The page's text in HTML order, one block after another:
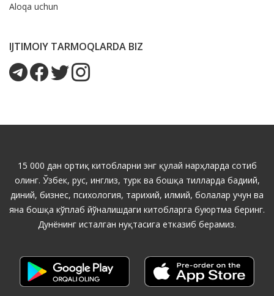
Aloqa uchun
IJTIMOIY TARMOQLARDA BIZ
15 000 дан ортиқ китобларни энг қулай нарҳларда сотиб
олинг. Ўзбек, рус, инглиз, турк ва бошқа тилларда бадиий,
диний, бизнес, психология, тарихий, илмий, болалар учун ва
яна бошқа кўплаб йўналишдаги китобларга буюртма беринг.
Дунёнинг исталган нуқтасига етказиб берамиз.